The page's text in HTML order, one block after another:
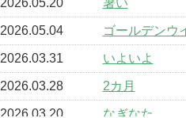
2026.05.04 ゴールデンウ
2026.03.31 いよいよ
2026.03.28 2カ月
2026.03.20 なぎなた